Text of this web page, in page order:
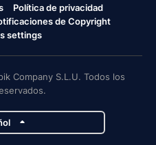
Política de privacidad
de Copyright
settings
Company S.L.U. Todos los